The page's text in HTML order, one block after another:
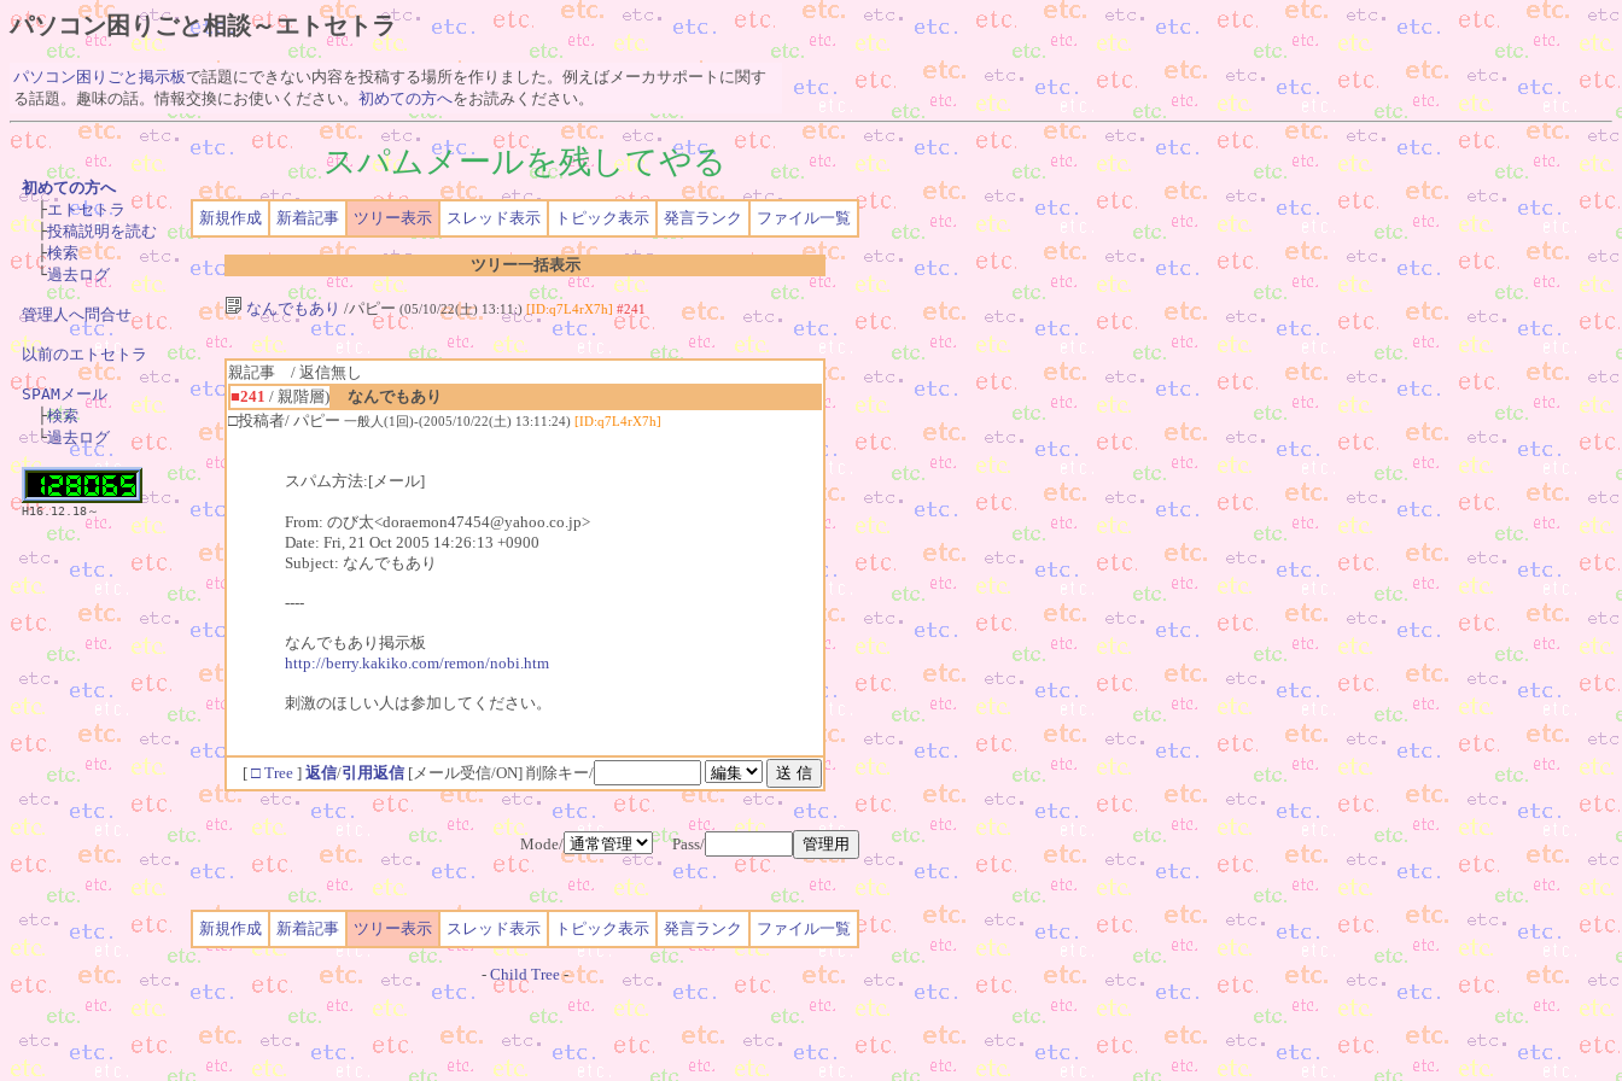
パソコン困りごと相談～エトセトラ
パソコン困りごと掲示板で話題にできない内容を投稿する場所を作りました。例えばメーカサポートに関す
る話題。趣味の話。情報交換にお使いください。 初めての方へをお読みください。
スパムメールを残してやる
新規作成 新着記事 ツリー表示 スレッド表示 トピック表示 発言ランク ファイル一覧
ツリー一括表示
なんでもあり /パピー (05/10/22(土) 13:11:) [ID:q7L4rX7h] #241
親記事 / 返信無し
■241 / 親階層)
なんでもあり
□投稿者/ パピー 一般人(1回)-(2005/10/22(土) 13:11:24) [ID:q7L4rX7h]
スパム方法:[メール]
From: のび太<doraemon47454@yahoo.co.jp>
Date: Fri, 21 Oct 2005 14:26:13 +0900
Subject: なんでもあり
----
なんでもあり掲示板
http://berry.kakiko.com/remon/nobi.htm
刺激のほしい人は参加してください。
[ □ Tree ] 返信/引用返信 [メール受信/ON] 削除キー/
Mode/ Pass/
新規作成 新着記事 ツリー表示 スレッド表示 トピック表示 発言ランク ファイル一覧
- Child Tree-
初めての方へ
├エトセトラ
├投稿説明を読む
├検索
└過去ログ
管理人へ問合せ
以前のエトセトラ
SPAMメール
├検索
└過去ログ
H16.12.18～